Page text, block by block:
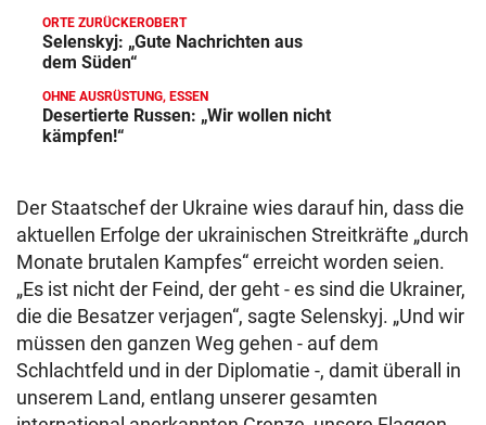
ORTE ZURÜCKEROBERT
Selenskyj: „Gute Nachrichten aus
dem Süden“
OHNE AUSRÜSTUNG, ESSEN
Desertierte Russen: „Wir wollen nicht
kämpfen!“
Der Staatschef der Ukraine wies darauf hin, dass die
aktuellen Erfolge der ukrainischen Streitkräfte „durch
Monate brutalen Kampfes“ erreicht worden seien.
„Es ist nicht der Feind, der geht - es sind die Ukrainer,
die die Besatzer verjagen“, sagte Selenskyj. „Und wir
müssen den ganzen Weg gehen - auf dem
Schlachtfeld und in der Diplomatie -, damit überall in
unserem Land, entlang unserer gesamten